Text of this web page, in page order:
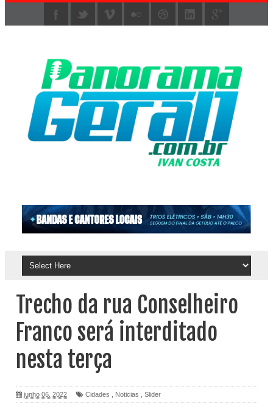
Trecho da rua Conselheiro
Franco será interditado
nesta terça
junho 06, 2022 Cidades Noticias Slider